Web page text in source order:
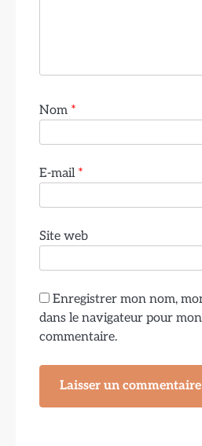
Nom *
E-mail *
Site web
Enregistrer mon nom,
dans le navigateur pour
commentaire.